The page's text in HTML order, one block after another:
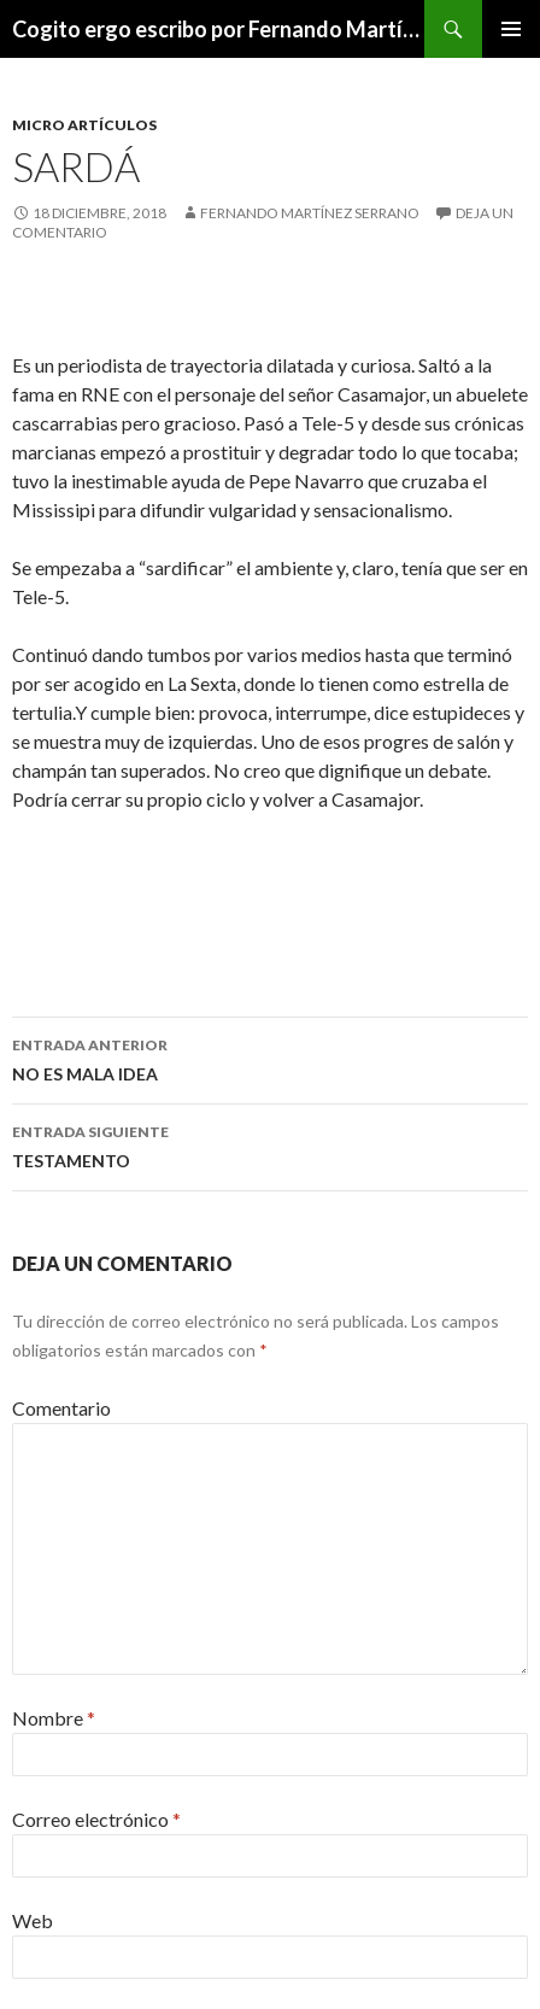
Cogito ergo escribo por Fernando Martínez Serrano
MICRO ARTÍCULOS
SARDÁ
18 DICIEMBRE, 2018 FERNANDO MARTÍNEZ SERRANO
DEJA UN
COMENTARIO
Es un periodista de trayectoria dilatada y curiosa. Saltó a la
fama en RNE con el personaje del señor Casamajor, un abuelete
cascarrabias pero gracioso. Pasó a Tele-5 y desde sus crónicas
marcianas empezó a prostituir y degradar todo lo que tocaba;
tuvo la inestimable ayuda de Pepe Navarro que cruzaba el
Mississipi para difundir vulgaridad y sensacionalismo.
Se empezaba a “sardificar” el ambiente y, claro, tenía que ser en
Tele-5.
Continuó dando tumbos por varios medios hasta que terminó
por ser acogido en La Sexta, donde lo tienen como estrella de
tertulia.Y cumple bien: provoca, interrumpe, dice estupideces y
se muestra muy de izquierdas. Uno de esos progres de salón y
champán tan superados. No creo que dignifique un debate.
Podría cerrar su propio ciclo y volver a Casamajor.
Navegación
de
entradas
ENTRADA ANTERIOR
NO ES MALA IDEA
ENTRADA SIGUIENTE
TESTAMENTO
DEJA UN COMENTARIO
Tu dirección de correo electrónico no será publicada. Los campos
obligatorios están marcados con *
Comentario
Nombre*
Correo electrónico *
Web